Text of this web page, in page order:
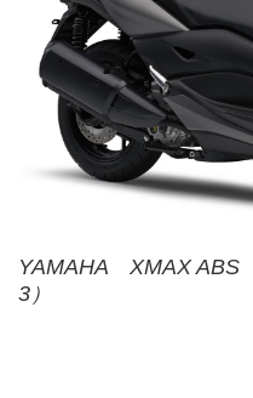
YAMAHA XMAX ABS
3）